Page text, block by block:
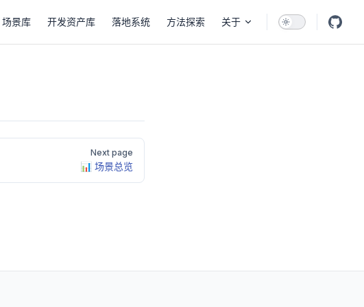
场景库 开发资产库 落地系统 方法探索 关于
Next page
📊 场景总览